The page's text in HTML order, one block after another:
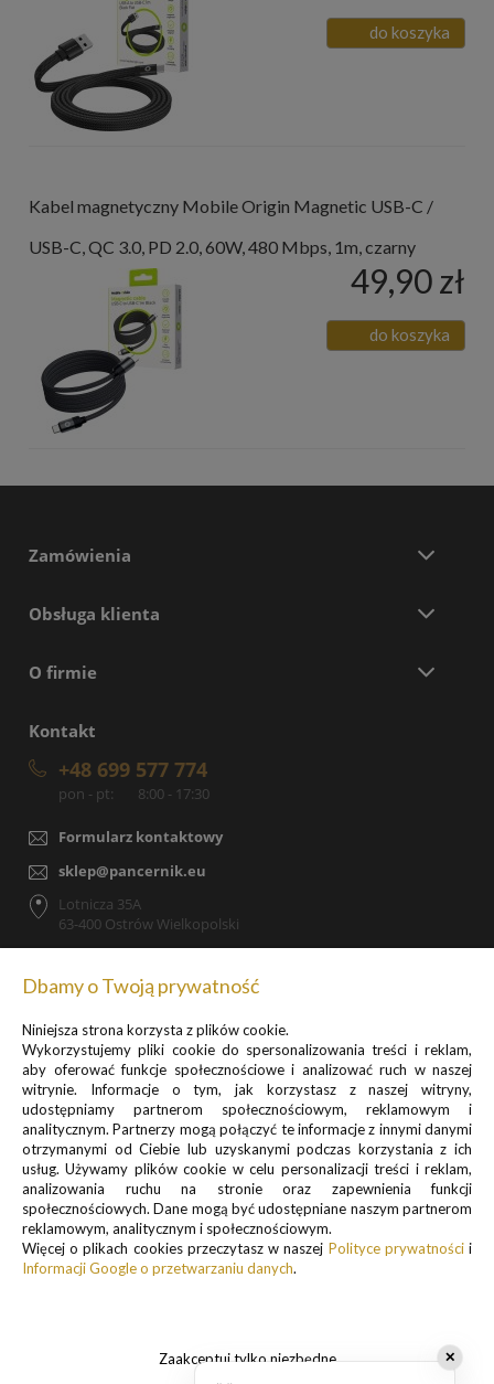
do koszyka
Kabel magnetyczny Mobile Origin Magnetic USB-C /
USB-C, QC 3.0, PD 2.0, 60W, 480 Mbps, 1m, czarny
49,90 zł
do koszyka
Zamówienia
Obsługa klienta
O firmie
Kontakt
+48 699 577 774
pon - pt: 8:00 - 17:30
Formularz kontaktowy
sklep@pancernik.eu
Lotnicza 35A
63-400 Ostrów Wielkopolski
Zapisz się do newslettera, by otrzymywać informacje o
promocjach i nowościach
Informacje o przetwarzaniu danych osobowych znajdują się w pkt.
1 i 3
Polityki prywatności
.
✕
Dbamy o Twoją prywatność
Niniejsza strona korzysta z plików cookie.
Wykorzystujemy pliki cookie do spersonalizowania treści i reklam,
aby oferować funkcje społecznościowe i analizować ruch w naszej
witrynie. Informacje o tym, jak korzystasz z naszej witryny,
udostępniamy partnerom społecznościowym, reklamowym i
analitycznym. Partnerzy mogą połączyć te informacje z innymi danymi
otrzymanymi od Ciebie lub uzyskanymi podczas korzystania z ich
usług. Używamy plików cookie w celu personalizacji treści i reklam,
analizowania ruchu na stronie oraz zapewnienia funkcji
społecznościowych. Dane mogą być udostępniane naszym partnerom
reklamowym, analitycznym i społecznościowym.
Więcej o plikach cookies przeczytasz w naszej Polityce prywatnościi
Informacji Google o przetwarzaniu danych.
Zaakceptuj tylko niezbędne